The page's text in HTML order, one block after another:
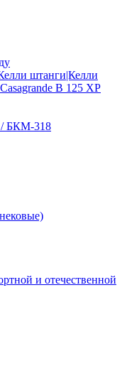
штанги|Келли
B 125 XP
/ БКМ-318
и отечественной